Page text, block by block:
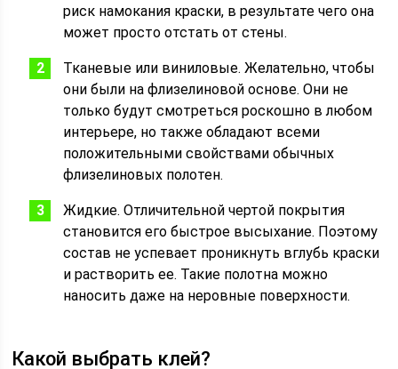
риск намокания краски, в результате чего она
может просто отстать от стены.
Тканевые или виниловые. Желательно, чтобы
они были на флизелиновой основе. Они не
только будут смотреться роскошно в любом
интерьере, но также обладают всеми
положительными свойствами обычных
флизелиновых полотен.
Жидкие. Отличительной чертой покрытия
становится его быстрое высыхание. Поэтому
состав не успевает проникнуть вглубь краски
и растворить ее. Такие полотна можно
наносить даже на неровные поверхности.
Какой выбрать клей?